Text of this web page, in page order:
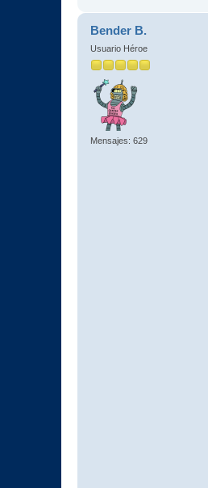
Bender B.
Usuario Héroe
Mensajes: 629